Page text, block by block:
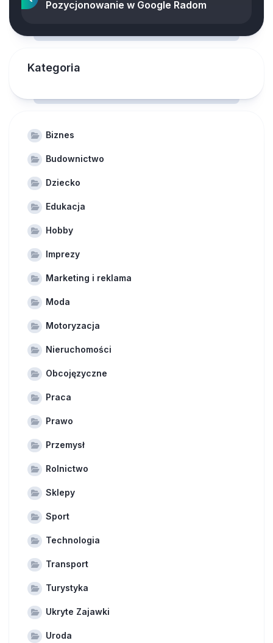
Pozycjonowanie w Google Radom
Kategoria
Biznes
Budownictwo
Dziecko
Edukacja
Hobby
Imprezy
Marketing i reklama
Moda
Motoryzacja
Nieruchomości
Obcojęzyczne
Praca
Prawo
Przemysł
Rolnictwo
Sklepy
Sport
Technologia
Transport
Turystyka
Ukryte Zajawki
Uroda